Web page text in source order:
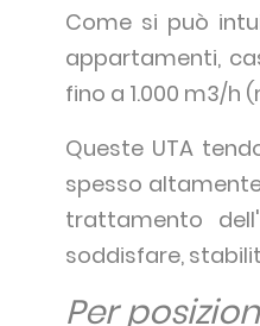
Come si può
appartamenti,
fino a 1.000 m3/h
Queste UTA
spesso
trattamento
soddisfare,
Per